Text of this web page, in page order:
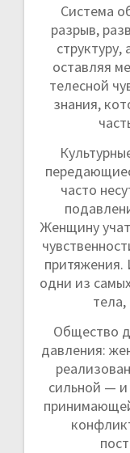
Система
разрыв,
оставляя
телесной
знания,
часто
Женщину
одни из
тела,
Общество
давления:
сильной — и